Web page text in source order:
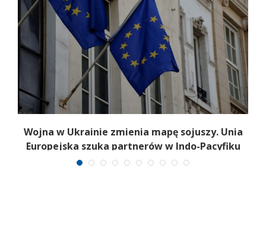
Wojna w Ukrainie zmienia mapę sojuszy. Unia
Europejska szuka partnerów w Indo-Pacyfiku